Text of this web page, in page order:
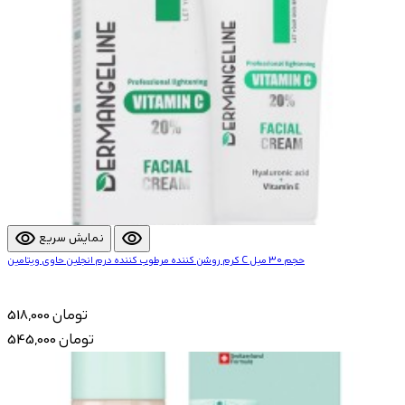
visibility نمایش سریع visibility
کرم روشن کننده مرطوب کننده درم انجلین حاوی ویتامین C حجم 30 میل
518,000 تومان
545,000 تومان